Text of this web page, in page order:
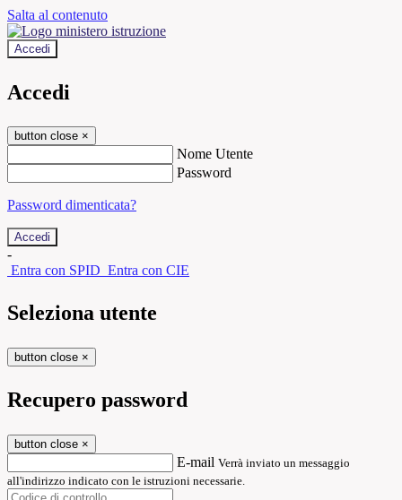
Salta al contenuto
Accedi
Accedi
button close ×
Nome Utente
Password
Password dimenticata?
-
Entra con SPID Entra con CIE
Seleziona utente
button close ×
Recupero password
button close ×
E-mail Verrà inviato un messaggio
all'indirizzo indicato con le istruzioni necessarie.